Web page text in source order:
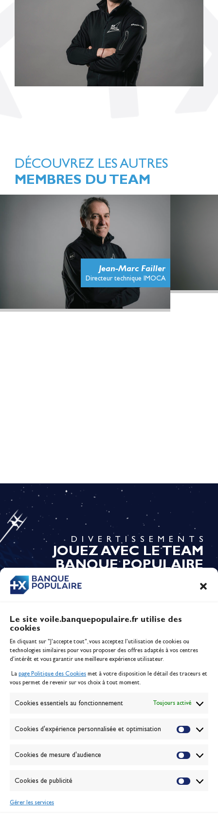
Le site voile.banquepopulaire.fr utilise des
cookies
En cliquant sur "J'accepte tout", vous acceptez l’utilisation de cookies ou
technologies similaires pour vous proposer des offres adaptés à vos centres
d’intérêt et vous garantir une meilleure expérience utilisateur.
La page Politique des Cookies met à votre disposition le détail des traceurs et
vous permet de revenir sur vos choix à tout moment.
Cookies essentiels au fonctionnement Toujours activé
Cookies d'expérience personnalisée et optimisation
Cookies de mesure d'audience
Cookies de publicité
Gérer les services
DÉCOUVREZ LES AUTRES
MEMBRES DU TEAM
Jean-Marc Failler
Directeur technique IMOCA
DIVERTISSEMENTS
JOUEZ AVEC LE TEAM
BANQUE POPULAIRE
Inscription serveur média
Contact
Politique des cookies
Banque de la voile
Passion Voile TV
ABONNEZ-VOUS